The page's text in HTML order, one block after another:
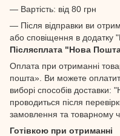
— Вартість: від 80 грн
— Після відправки ви
або сповіщення в додатку
Післясплата "Нова
Оплата при отриманні
пошта». Ви можете
виборі способів
проводиться після
замовлення та товарному
Готівкою при отриманні